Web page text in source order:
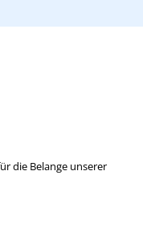
Mail
die Belange unserer